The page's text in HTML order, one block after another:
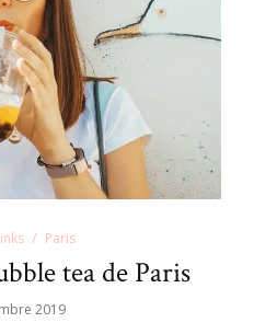
Paris
tea de Paris
2019